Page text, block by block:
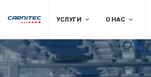
УСЛУГИ О НАС
КОНТАКТЫ